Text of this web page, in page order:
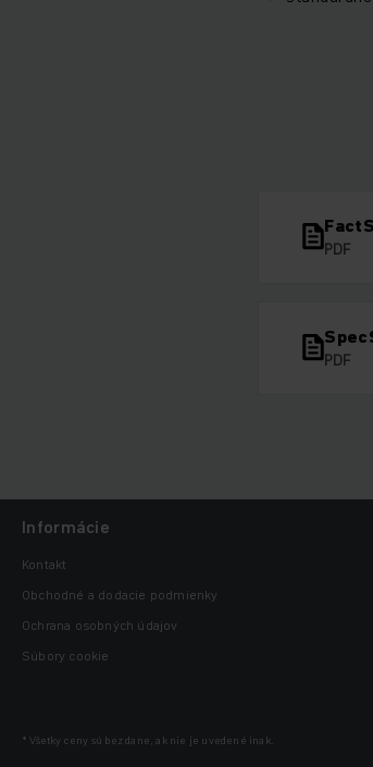
PDF
PDF
Informácie
Kontakt
Obchodné a dodacie podmienky
Ochrana osobných údajov
Súbory cookie
* Všetky ceny sú bez dane, ak nie je uvedené inak.